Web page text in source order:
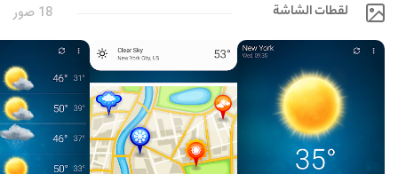
لقطات الشاشة 18 صور